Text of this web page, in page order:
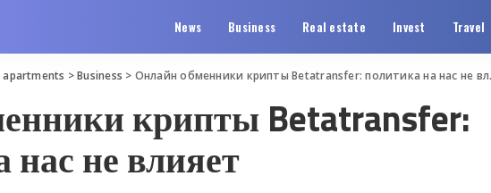
News Business Real estate Invest Travel
apartments >Business > Онлайн обменники крипты Betatransfer: политика на нас не влияет
крипты Betatransfer:
нас не влияет